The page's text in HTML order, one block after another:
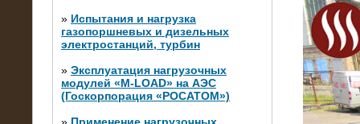
» Испытания и нагрузка
газопоршневых и дизельных
электростанций, турбин
» Эксплуатация нагрузочных
модулей «M-LOAD» на АЭС
(Госкорпорация «РОСАТОМ»)